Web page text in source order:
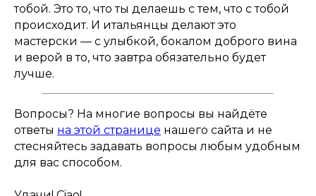
тобой. Это то, что ты делаешь с тем, что с тобой
происходит. И итальянцы делают это
мастерски — с улыбкой, бокалом доброго вина
и верой в то, что завтра обязательно будет
лучше.
Вопросы? На многие вопросы вы найдёте
ответы на этой странице нашего сайта и не
стесняйтесь задавать вопросы любым удобным
для вас способом.